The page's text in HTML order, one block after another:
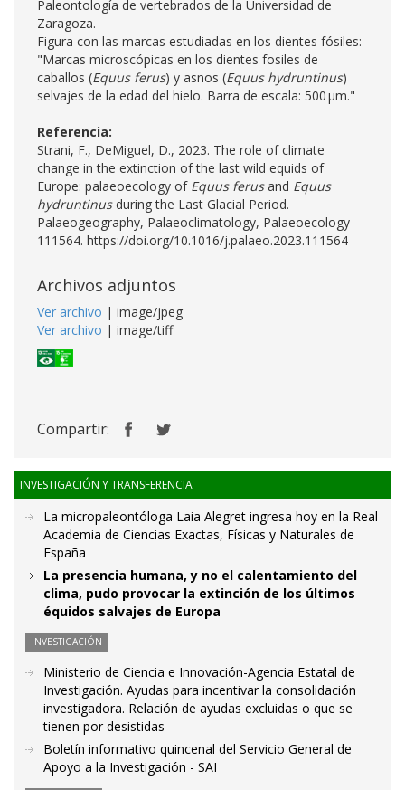
Paleontología de vertebrados de la Universidad de
Zaragoza.
Figura con las marcas estudiadas en los dientes fósiles:
"Marcas microscópicas en los dientes fosiles de
caballos (Equus ferus) y asnos (Equus hydruntinus)
selvajes de la edad del hielo. Barra de escala: 500 μm."
Referencia:
Strani, F., DeMiguel, D., 2023. The role of climate
change in the extinction of the last wild equids of
Europe: palaeoecology of Equus ferusand Equus
hydruntinusduring the Last Glacial Period.
Palaeogeography, Palaeoclimatology, Palaeoecology
111564. https://doi.org/10.1016/j.palaeo.2023.111564
Archivos adjuntos
Ver archivo | image/jpeg
Ver archivo | image/tiff
Compartir:
INVESTIGACIÓN Y TRANSFERENCIA
La micropaleontóloga Laia Alegret ingresa hoy en la Real
Academia de Ciencias Exactas, Físicas y Naturales de
España
La presencia humana, y no el calentamiento del
clima, pudo provocar la extinción de los últimos
équidos salvajes de Europa
INVESTIGACIÓN
Ministerio de Ciencia e Innovación-Agencia Estatal de
Investigación. Ayudas para incentivar la consolidación
investigadora. Relación de ayudas excluidas o que se
tienen por desistidas
Boletín informativo quincenal del Servicio General de
Apoyo a la Investigación - SAI